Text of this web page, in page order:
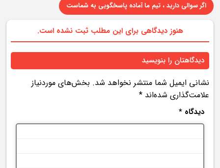
اگر سوالی دارید ، تیم ما آماده پاسخگویی به شماست
هنوز دیدگاهی برای این مطلب ثبت نشده است.
دیدگاهتان را بنویسید
نشانی ایمیل شما منتشر نخواهد شد. بخش‌های موردنیاز
علامت‌گذاری شده‌اند *
دیدگاه *